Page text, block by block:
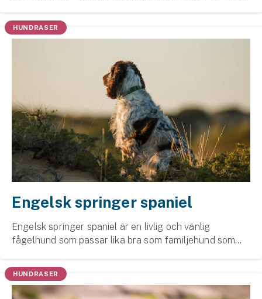
Hundförsäkring
Djurförsäkring
Hem & hus
Hemförsäkring
Villaförsäkring
Bostadsrättsförsäkring
Hyresrättsförsäkring
Fritidshusförsäkring
Företag
lojal och tillgiven familjehund som trivs med sin ...
HUNDRASER
Engelsk springer spaniel
Engelsk springer spaniel är en livlig och vänlig
fågelhund som passar lika bra som familjehund som
är den både lättlärd och arbetsvillig.
HUNDRASER